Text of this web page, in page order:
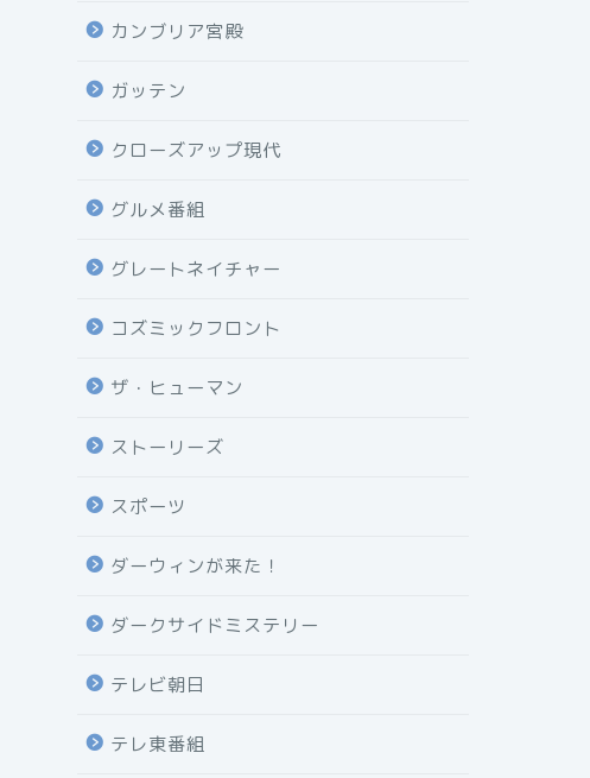
カンブリア宮殿
ガッテン
クローズアップ現代
グルメ番組
グレートネイチャー
コズミックフロント
ザ・ヒューマン
ストーリーズ
スポーツ
ダーウィンが来た！
ダークサイドミステリー
テレビ朝日
テレ東番組